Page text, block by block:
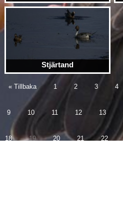
Stjärtand
« Tillbaka 1 2 3 4
9 10 11 12 13
18 19 20 21 22